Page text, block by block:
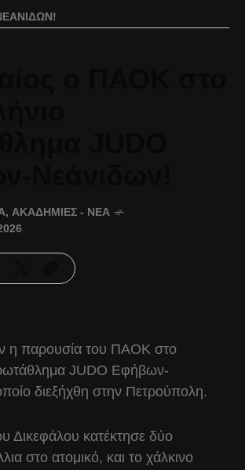
, ΑΚΑΔΗΜΊΕΣ - ΝΈΑ
η παρουσία του ΠΑΟΚ στο
JUDO Εφήβων-
διεξήχθη στην Πετρούπολη.
Δικεφάλου κατέκτησε δύο
στο ατομικό, και το χάλκινο